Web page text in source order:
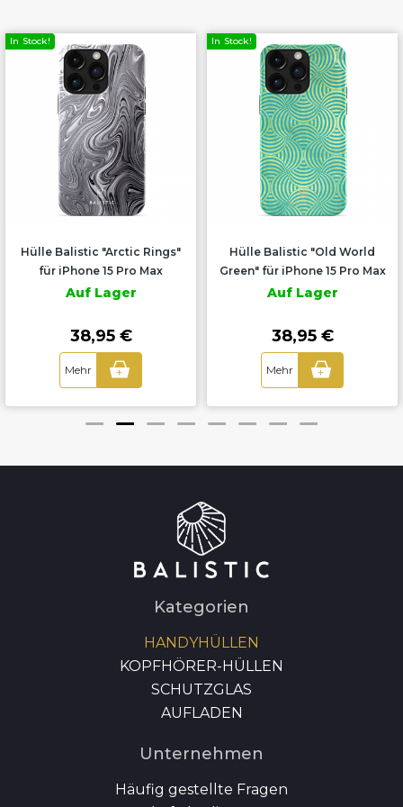
In Stock!
Hülle Balistic "Arctic Rings"
für iPhone 15 Pro Max
Auf Lager
38,95 €
Mehr +
In Stock!
Hülle Balistic "Old World
Green" für iPhone 15 Pro Max
Auf Lager
38,95 €
Mehr +
Kategorien
HANDYHÜLLEN
KOPFHÖRER-HÜLLEN
SCHUTZGLAS
AUFLADEN
Unternehmen
Häufig gestellte Fragen